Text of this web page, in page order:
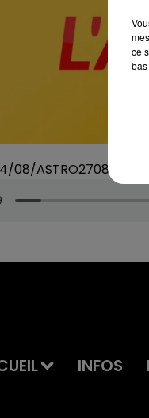
08/ASTRO270824-
INFOS
ce